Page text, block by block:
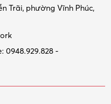
Trãi, phường Vĩnh Phúc,
0948.929.828 -